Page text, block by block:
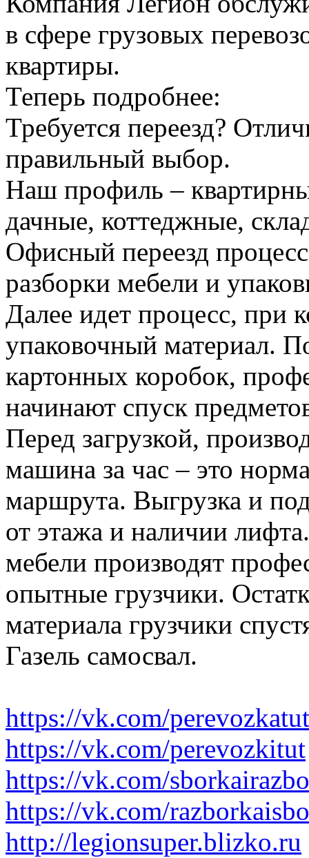
в сфере грузовых
квартиры.
Теперь подробнее:
Требуется переезд?
правильный выбор.
Наш профиль –
дачные, коттеджные,
Офисный переезд
разборки мебели и
Далее идет процесс, при
упаковочный материал.
картонных коробок,
начинают спуск
Перед загрузкой,
машина за час – это
маршрута. Выгрузка и
от этажа и наличии
мебели производят
опытные грузчики.
материала грузчики
Газель самосвал.
https://vk.com/perevozkatut
https://vk.com/perevozkitut
https://vk.com/
https://vk.com/
http://legionsuper.blizko.ru